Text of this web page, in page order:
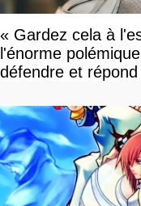
« Gardez cela à
l'énorme
défendre et